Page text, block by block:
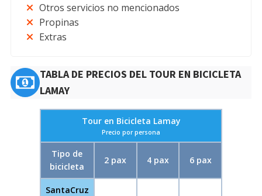
Otros servicios no mencionados
Propinas
Extras
TABLA DE PRECIOS DEL TOUR EN BICICLETA
LAMAY
Tour en Bicicleta Lamay
Precio por persona
Tipo de
bicicleta
2 pax 4 pax 6 pax
SantaCruz